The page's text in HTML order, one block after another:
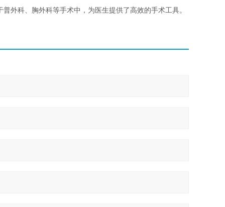
外科、胸外科等手术中，为医生提供了高效的手术工具。